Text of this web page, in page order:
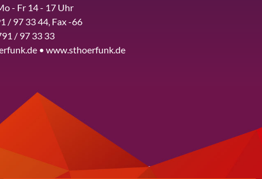
- Fr 14 - 17 Uhr
/ 97 33 44, Fax -66
/ 97 33 33
• www.sthoerfunk.de